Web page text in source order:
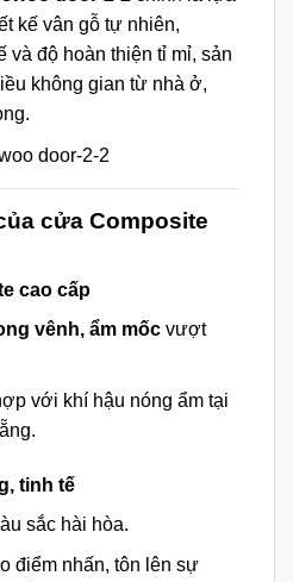
kế vân gỗ tự nhiên,
và độ hoàn thiện tỉ mỉ, sản
không gian từ nhà ở,
cửa Composite
cao cấp
vênh, ẩm mốcvượt
với khí hậu nóng ẩm tại
tinh tế
sắc hài hòa.
điểm nhấn, tôn lên sự